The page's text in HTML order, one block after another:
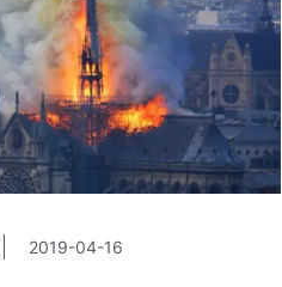
2019-04-16